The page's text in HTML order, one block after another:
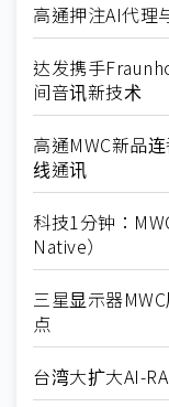
高通押注AI代
达发携手
间音讯新技术
高通MWC新品
线通讯
科技1分钟：
Native）
三星显示器
点
台湾大扩大AI-